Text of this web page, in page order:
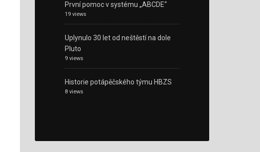
První pomoc v systému „ABCDE“
19 views
Uplynulo 30 let od neštěstí na dole
Pluto
9 views
Historie potápěčského týmu HBZS
8 views